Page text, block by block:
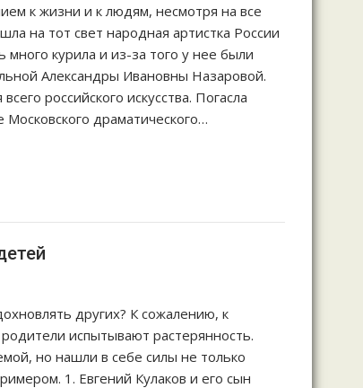
к жизни и к людям, несмотря на все
на тот свет народная артистка России
курила и из-за того у нее были
Александры Ивановны Назаровой.
российского искусства. Погасла
драматического…
других? К сожалению, к
испытывают растерянность.
но нашли в себе силы не только
1. Евгений Кулаков и его сын